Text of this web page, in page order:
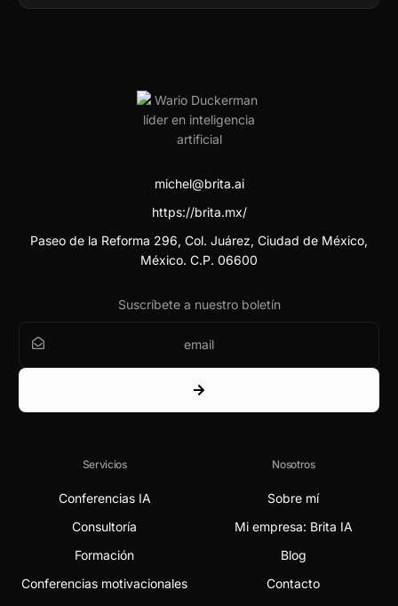
michel@brita.ai
https://brita.mx/
Paseo de la Reforma 296, Col. Juárez, Ciudad de México,
México. C.P. 06600
Suscríbete a nuestro boletín
Servicios
Conferencias IA
Consultoría
Formación
Conferencias motivacionales
Nosotros
Sobre mí
Mi empresa: Brita IA
Blog
Contacto